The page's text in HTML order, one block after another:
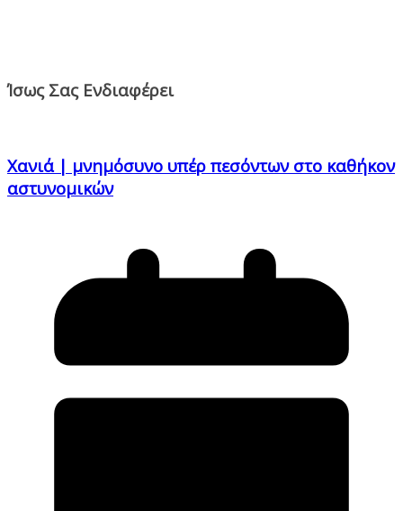
Ίσως Σας Ενδιαφέρει
Χανιά | μνημόσυνο υπέρ πεσόντων στο καθήκον
αστυνομικών